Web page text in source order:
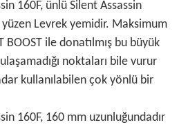
160F, ünlü Silent Assassin
Levrek yemidir. Maksimum
BOOST ile donatılmış bu büyük
noktaları bile vurur
kullanılabilen çok yönlü bir
160F, 160 mm uzunluğundadır